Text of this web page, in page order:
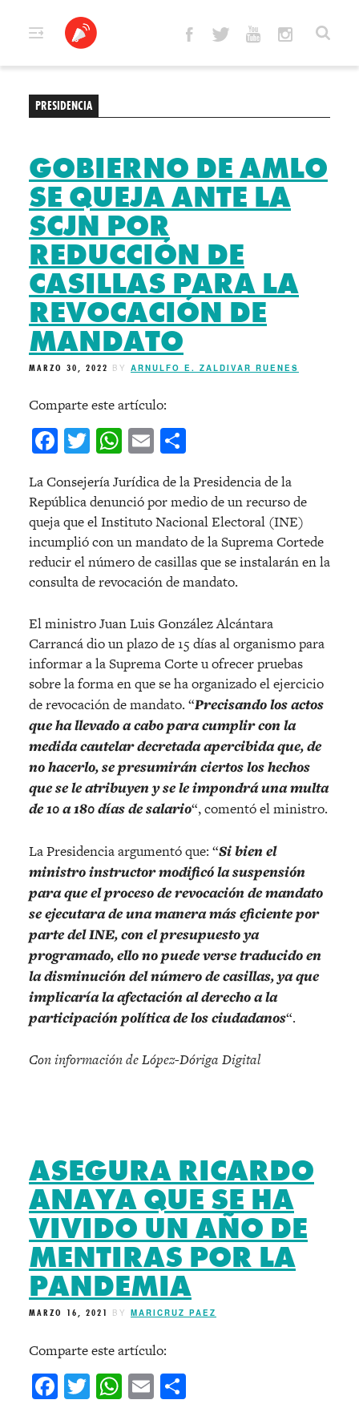
PRESIDENCIA
GOBIERNO DE AMLO
SE QUEJA ANTE LA
SCJN POR
REDUCCIÓN DE
CASILLAS PARA LA
REVOCACIÓN DE
MANDATO
MARZO 30, 2022 BY ARNULFO E. ZALDIVAR RUENES
Comparte este artículo:
Facebook
Twitter
WhatsApp
Email
La Consejería Jurídica de la Presidencia de la
República denunció por medio de un recurso de
queja que el Instituto Nacional Electoral (INE)
incumplió con un mandato de la Suprema Cortede
reducir el número de casillas que se instalarán en la
consulta de revocación de mandato.
El ministro Juan Luis González Alcántara
Carrancá dio un plazo de 15 días al organismo para
informar a la Suprema Corte u ofrecer pruebas
sobre la forma en que se ha organizado el ejercicio
de revocación de mandato. “Precisando los actos
que ha llevado a cabo para cumplir con la
medida cautelar decretada apercibida que, de
no hacerlo, se presumirán ciertos los hechos
que se le atribuyen y se le impondrá una multa
de 10 a 180 días de salario“, comentó el ministro.
La Presidencia argumentó que: “Si bien el
ministro instructor modificó la suspensión
para que el proceso de revocación de mandato
se ejecutara de una manera más eficiente por
parte del INE, con el presupuesto ya
programado, ello no puede verse traducido en
la disminución del número de casillas, ya que
implicaría la afectación al derecho a la
participación política de los ciudadanos“.
Con información de López-Dóriga Digital
ASEGURA RICARDO
ANAYA QUE SE HA
VIVIDO UN AÑO DE
MENTIRAS POR LA
PANDEMIA
MARZO 16, 2021 BY MARICRUZ PAEZ
Comparte este artículo:
Facebook
Twitter
WhatsApp
Email